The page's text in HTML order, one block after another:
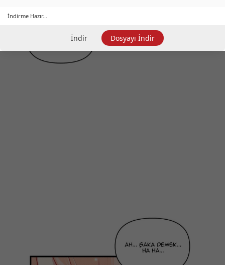
İndirme Hazır...
İndir Dosyayı İndir